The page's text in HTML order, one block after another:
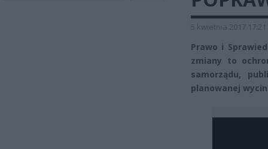
5 kwietnia 2017 17:21
Prawo i
zmiany to
samorządu,
planowanej